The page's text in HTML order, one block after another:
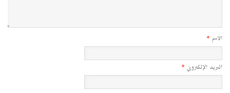
الاسم *
البريد الإلكتروني *